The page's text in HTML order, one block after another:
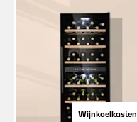
Wijnkoelkasten